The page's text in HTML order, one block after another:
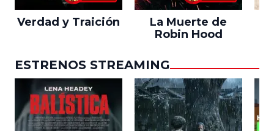
Verdad y Traición
La Muerte de
Robin Hood
ESTRENOS STREAMING